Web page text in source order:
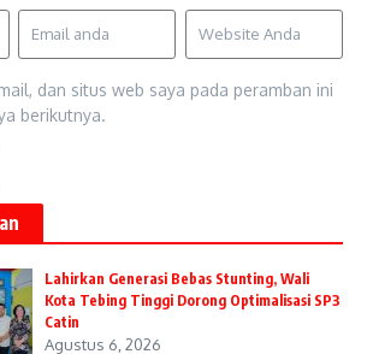
dan situs web saya pada peramban ini
berikutnya.
Lahirkan Generasi Bebas Stunting, Wali
Kota Tebing Tinggi Dorong Optimalisasi SP3
Catin
Agustus 6, 2026